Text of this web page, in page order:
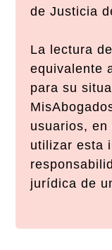
de Justicia
La lectura
equivalente
para su
usuarios, en
utilizar esta
jurídica de